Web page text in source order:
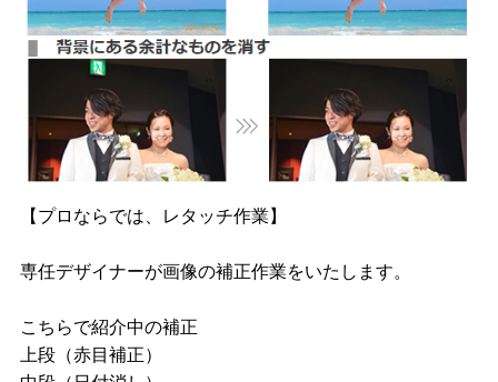
【プロならでは、レタッチ作業】
専任デザイナーが画像の補正作業をいたします。
こちらで紹介中の補正
上段（赤目補正）